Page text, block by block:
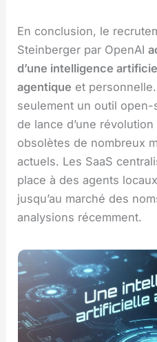
En conclusion, le
Steinberger par OpenAI
d’une intelligence
agentique et
seulement un outil
de lance d’une
obsolètes de nombreux
actuels. Les SaaS
place à des agents
jusqu’au marché des
analysions récemment.